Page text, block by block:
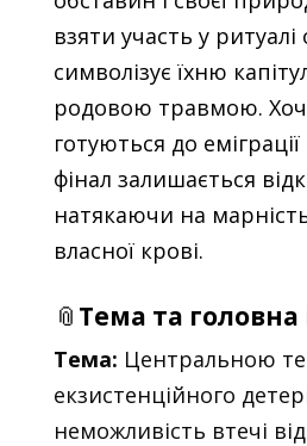
взяти участь у
символізує їхню
родовою травмою.
готуються до
фінал залишається
натякаючи на
власної крові.
📎 Тема та головна
Тема: Центральною
екзистенційного
неможливість втечі